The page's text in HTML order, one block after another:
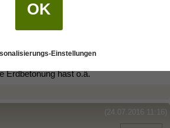
tropischen Tierkreis sinniger und
Horoskop? Mit allen Aspekten?
Erdbetonung hast o.ä.
(24.07.2016 11:16)
OK
Einstellungen